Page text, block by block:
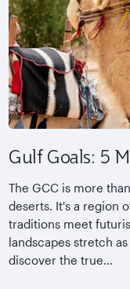
Gulf Goals: 5
The GCC is more
deserts. It's a region
traditions meet
landscapes stretch
discover the true...